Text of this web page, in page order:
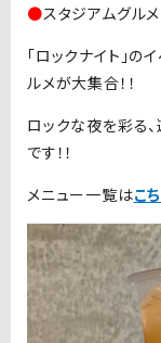
●スタジアムグル
「ロックナイト」
ルメが大集合！！
ロックな夜を彩る
です！！
メニュー一覧はこ